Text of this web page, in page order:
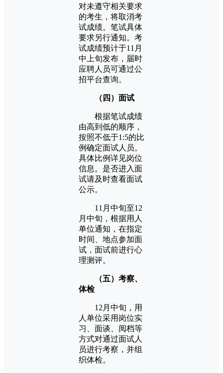
对未遵守相关要求
的考生，将取消考
试成绩。笔试具体
要求另行通知。考
试成绩预计于11月
中上旬发布，届时
应聘人员可通过公
招平台查询。
（四）面试
根据笔试成绩
由高到低的顺序，
按照不低于1:5的比
例确定面试人员。
具体比例详见岗位
信息。是否进入面
试请及时查看面试
公示。
11月中旬至12
月中旬，根据用人
单位通知，在指定
时间、地点参加面
试，面试前进行心
理测评。
（五）考察、
体检
12月中旬，用
人单位采用岗位实
习、面谈、阅档等
方式对通过面试人
员进行考察，并组
织体检。